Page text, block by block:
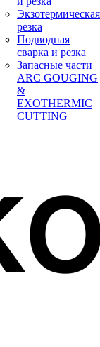
Экзотермическая
резка
Подводная
сварка и резка
Запасные части
ARC GOUGING
&
EXOTHERMIC
CUTTING